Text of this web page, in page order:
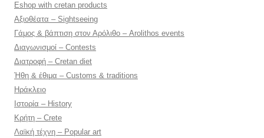
Eshop with cretan products
Αξιοθέατα – Sightseeing
Γάμος & βάπτιση στον Αρόλιθο – Arolithos events
Διαγωνισμοί – Contests
Διατροφή – Cretan diet
Ήθη & έθιμα – Customs & traditions
Ηράκλειο
Ιστορία – History
Κρήτη – Crete
Λαϊκή τέχνη – Popular art